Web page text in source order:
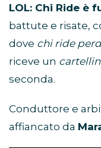
LOL: Chi Ride è
battute e risate,
dove chi ride
riceve un
seconda.
Conduttore e
affiancato da